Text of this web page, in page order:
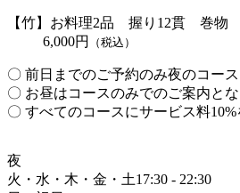
【竹】お料理2品 握り12貫 巻物
6,000円
（税込）
〇 前日までのご予約のみ夜のコース
〇 お昼はコースのみでのご案内とな
〇 すべてのコースにサービス料10%
夜
火・水・木・金・土17:30 - 22:30